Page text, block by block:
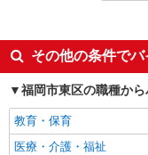
通費
キープ
派遣社員
未経験歓迎
週2～3日勤務OK
交通費支給
その他の条件で
福岡市東区の職種か
教育・保育
医療・介護・福祉